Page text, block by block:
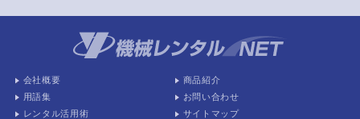
会社概要
商品紹介
用語集
お問い合わせ
レンタル活用術
サイトマップ